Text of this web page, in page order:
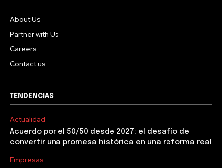
About Us
Partner with Us
Careers
Contact us
TENDENCIAS
Actualidad
Acuerdo por el 50/50 desde 2027: el desafío de
convertir una promesa histórica en una reforma real
Empresas